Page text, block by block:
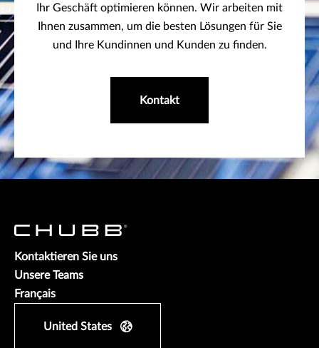
Ihr Geschäft optimieren können. Wir arbeiten mit
Ihnen zusammen, um die besten Lösungen für Sie
und Ihre Kundinnen und Kunden zu finden.
Kontakt
Kontaktieren Sie uns
Unsere Teams
Français
United States